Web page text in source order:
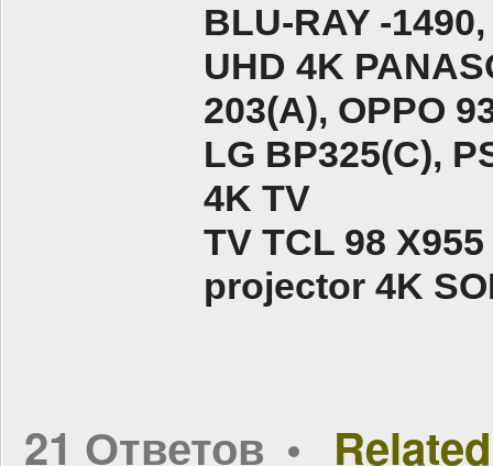
BLU-RAY -
UHD 4K
203(A), ОPPO
LG BP325(C),
4K TV
TV TCL 98 X955
projector 4K
21 Ответов